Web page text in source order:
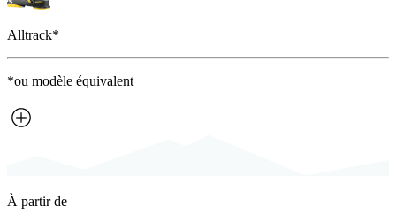
Alltrack*
*ou modèle équivalent
À partir de